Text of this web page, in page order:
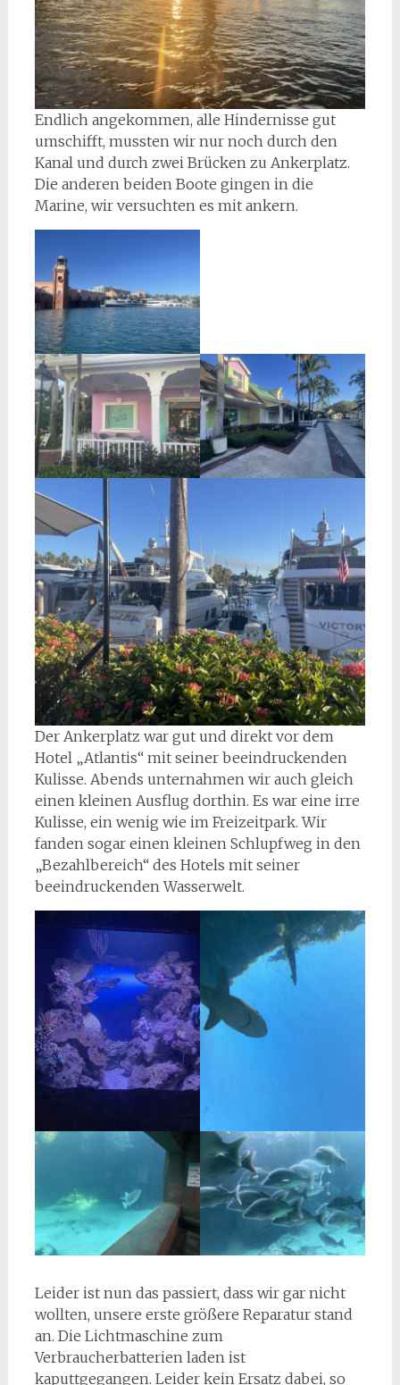
Endlich angekommen, alle Hindernisse gut
umschifft, mussten wir nur noch durch den
Kanal und durch zwei Brücken zu Ankerplatz.
Die anderen beiden Boote gingen in die
Marine, wir versuchten es mit ankern.
Der Ankerplatz war gut und direkt vor dem
Hotel „Atlantis“ mit seiner beeindruckenden
Kulisse. Abends unternahmen wir auch gleich
einen kleinen Ausflug dorthin. Es war eine irre
Kulisse, ein wenig wie im Freizeitpark. Wir
fanden sogar einen kleinen Schlupfweg in den
„Bezahlbereich“ des Hotels mit seiner
beeindruckenden Wasserwelt.
Leider ist nun das passiert, dass wir gar nicht
wollten, unsere erste größere Reparatur stand
an. Die Lichtmaschine zum
Verbraucherbatterien laden ist
kaputtgegangen. Leider kein Ersatz dabei, so